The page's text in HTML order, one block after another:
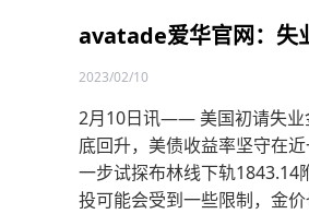
avatade爱华官网：失
2023/02/10
2月10日讯—— 美国初请失业
底回升，美债收益率坚守在
一步试探布林线下轨1843.14
投可能会受到一些限制，金价